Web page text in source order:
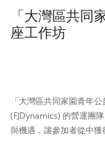
「大灣區共同
座工作坊
「大灣區共同家園青年
(FJDynamics) 的營運團
與機遇，讓參加者從中獲